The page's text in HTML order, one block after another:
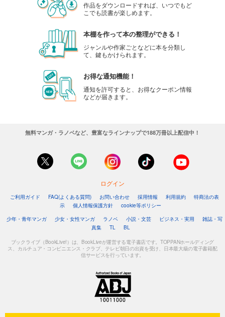
作品をダウンロードすれば、いつでもど
こでも読書が楽しめます。
本棚を作って本の整理ができる！
ジャンルや作家ごとなどに本を分類し
て、鍵もかけられます。
お得な通知機能！
通知を許可すると、お得なクーポン情報
などが届きます。
無料マンガ・ラノベなど、豊富なラインナップで188万冊以上配信中！
ログイン
ご利用ガイド FAQ(よくある質問) お問い合わせ 採用情報 利用規約
特商法の表
示
個人情報保護方針
cookie等ポリシー
少年・青年マンガ
少女・女性マンガ ラノベ 小説・文芸 ビジネス・実用
雑誌・写
真集
TL BL
ブックライブ（BookLive!）は、BookLiveが運営する電子書店です。TOPPANホールディング
ス、カルチュア・コンビニエンス・クラブ、テレビ朝日の出資を受け、日本最大級の電子書籍配
信サービスを行っています。